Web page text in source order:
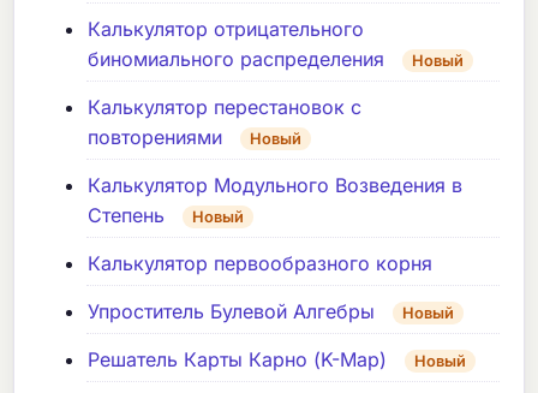
Калькулятор отрицательного
биномиального распределения
Новый
Калькулятор перестановок с
повторениями
Новый
Калькулятор Модульного Возведения в
Степень
Новый
Калькулятор первообразного корня
Упроститель Булевой Алгебры
Новый
Решатель Карты Карно (K-Map) Новый